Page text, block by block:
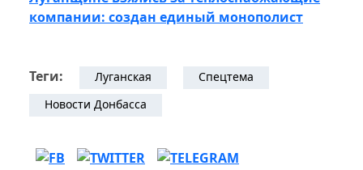
компании: создан единый монополист
Теги: Луганская
Спецтема
Новости Донбасса